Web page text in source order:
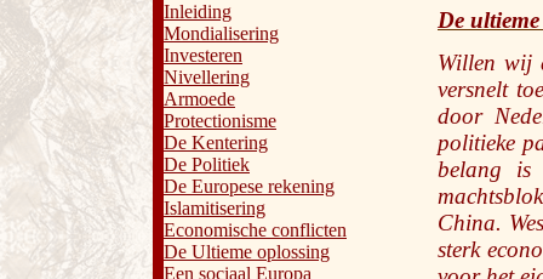
Inleiding
Mondialisering
Investeren
Nivellering
Armoede
Protectionisme
De Kentering
De Politiek
De Europese rekening
Islamitisering
Economische conflicten
De Ultieme oplossing
Een sociaal Europa
De
Willen wij
versnelt
door
politieke
belang is
China.
sterk